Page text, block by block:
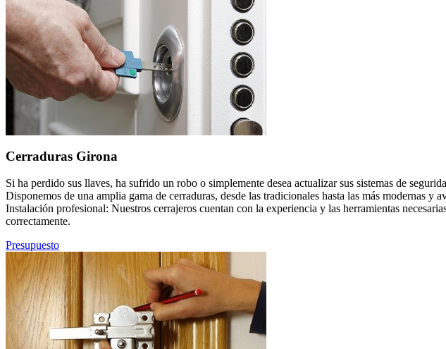
Cerraduras Girona
Si ha perdido sus llaves, ha sufrido un robo o simplemente desea actualizar sus sistemas de
Disponemos de una amplia gama de cerraduras, desde las tradicionales hasta las más modernas y
Instalación profesional: Nuestros cerrajeros cuentan con la experiencia y las herramientas
correctamente.
Presupuesto